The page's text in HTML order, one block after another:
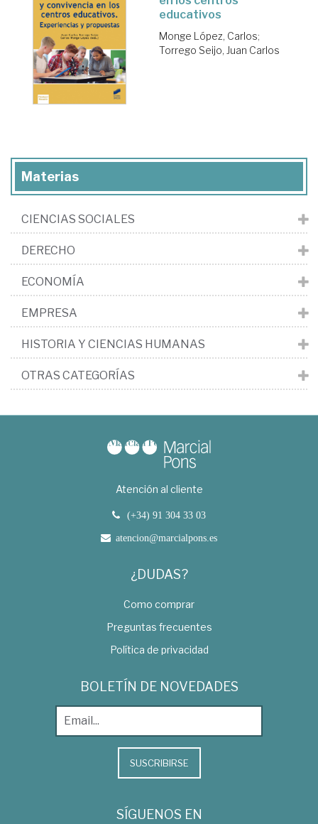
educativos
Monge López, Carlos;
Torrego Seijo, Juan Carlos
Materias
CIENCIAS SOCIALES
DERECHO
ECONOMÍA
EMPRESA
HISTORIA Y CIENCIAS HUMANAS
OTRAS CATEGORÍAS
Atención al cliente
(+34) 91 304 33 03
atencion@marcialpons.es
¿DUDAS?
Como comprar
Preguntas frecuentes
Política de privacidad
BOLETÍN DE NOVEDADES
SUSCRIBIRSE
SÍGUENOS EN